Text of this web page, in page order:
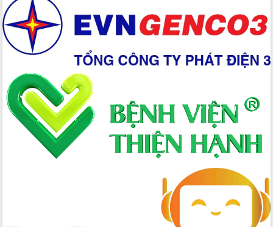
Giai đoạn 2026-2030, Đắk Lắk phấn
đấu có 77% xã đạt chuẩn nông thôn
mới
Chuyển đổi số 'mở đường' cho nông
nghiệp Đắk Lắk tăng trưởng bứt phá
Triển khai đồng bộ đo đạc, lập hồ sơ
địa chính, hoàn thiện cơ sở dữ liệu đất
đai
Ứng dụng sinh trắc học - Bước tiến
trong hành trình chuyển đổi số tại Đắk
Đắk Lắk nâng cao hiệu quả công tác